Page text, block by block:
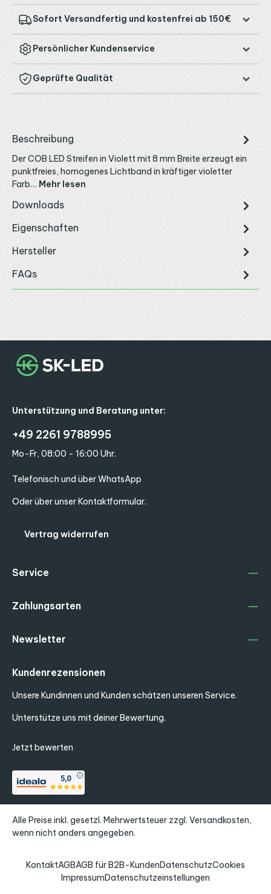
Sofort Versandfertig und kostenfrei ab 150€
Persönlicher Kundenservice
Geprüfte Qualität
Beschreibung
Der COB LED Streifen in Violett mit 8 mm Breite erzeugt ein
punktfreies, homogenes Lichtband in kräftiger violetter
Farb… Mehr lesen
Downloads
Eigenschaften
Hersteller
FAQs
Unterstützung und Beratung unter:
+49 2261 9788995
Mo-Fr, 08:00 - 16:00 Uhr.
Telefonisch und über WhatsApp
Oder über unserKontaktformular.
Vertrag widerrufen
Service
Zahlungsarten
Kundenrezensionen
Unsere Kundinnen und Kunden schätzen unseren Service.
Unterstütze uns mit deiner Bewertung.
Jetzt bewerten
Newsletter
Alle Preise inkl. gesetzl. Mehrwertsteuer zzgl. Versandkosten,
wenn nicht anders angegeben.
KontaktAGBAGB für B2B-KundenDatenschutzCookies
ImpressumDatenschutzeinstellungen